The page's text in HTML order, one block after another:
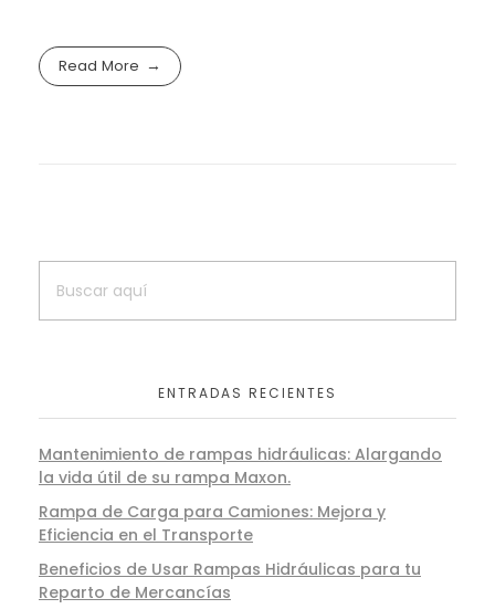
Read More
ENTRADAS RECIENTES
Mantenimiento de rampas hidráulicas: Alargando
la vida útil de su rampa Maxon.
Rampa de Carga para Camiones: Mejora y
Eficiencia en el Transporte
Beneficios de Usar Rampas Hidráulicas para tu
Reparto de Mercancías